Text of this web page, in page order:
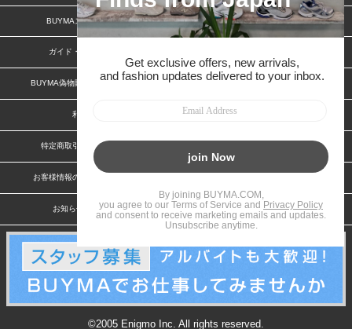
BUYMAスタートガイド 安心への取り組み
ガイド・お問い合わせ
BUYMA偽物販売防止の取り組み BUYMA CARD
利用規約
特定商取引法に関する表記 特定商取引法に関する表記(出品者)
お客様情報の外部送信について
お知らせ(PCサイト) 会社案内
©2005 Enigmo Inc. All rights reserved.